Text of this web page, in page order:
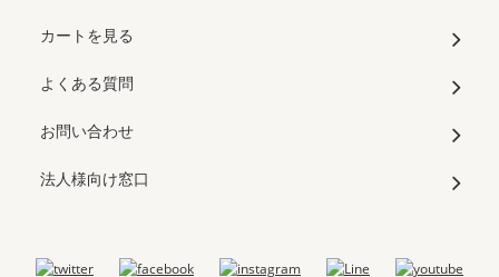
カートを見る
よくある質問
お問い合わせ
法人様向け窓口